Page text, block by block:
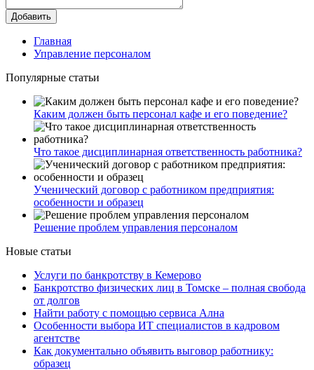
Добавить
Главная
Управление персоналом
Популярные статьи
Каким должен быть персонал кафе и его поведение?
Что такое дисциплинарная ответственность работника?
Ученический договор с работником предприятия:
особенности и образец
Решение проблем управления персоналом
Новые статьи
Услуги по банкротству в Кемерово
Банкротство физических лиц в Томске – полная свобода
от долгов
Найти работу с помощью сервиса Ална
Особенности выбора ИТ специалистов в кадровом
агентстве
Как документально объявить выговор работнику:
образец